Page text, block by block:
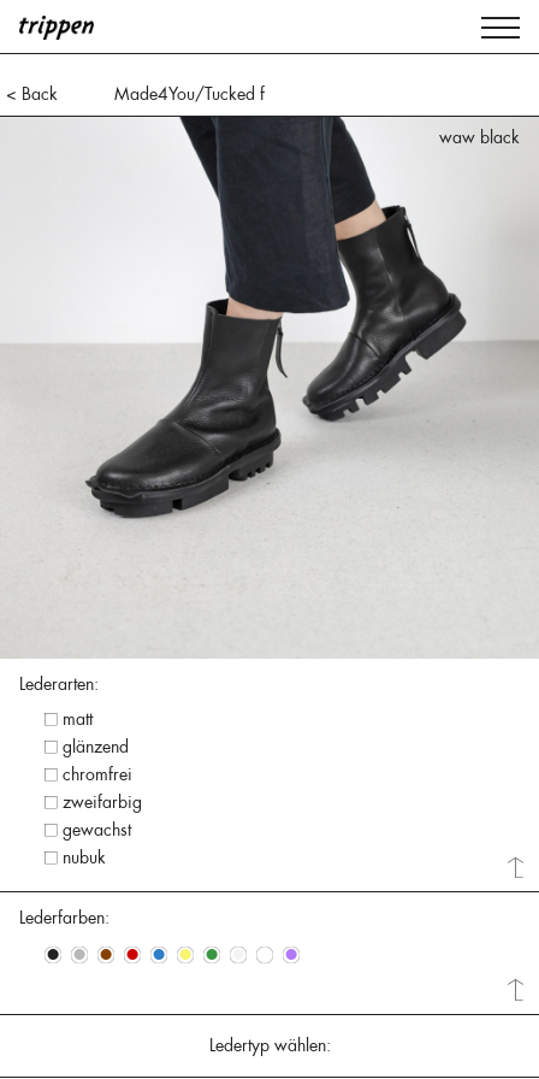
< Back
Made4You/Tucked f
waw black
waw black
Lederarten:
matt
glänzend
chromfrei
zweifarbig
gewachst
nubuk
Lederfarben:
• • • • • • • • • •
Ledertyp wählen: